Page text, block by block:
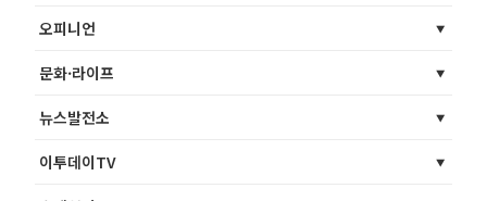
오피니언
문화·라이프
뉴스발전소
이투데이TV